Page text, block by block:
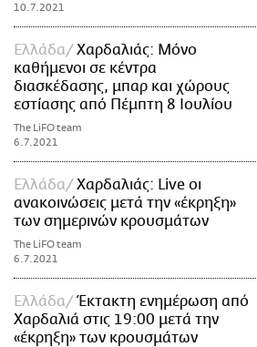
10.7.2021
Ελλάδα
Χαρδαλιάς: Μόνο
καθήμενοι σε κέντρα
διασκέδασης, μπαρ και χώρους
εστίασης από Πέμπτη 8 Ιουλίου
The LiFO team
6.7.2021
Ελλάδα
Χαρδαλιάς: Live οι
ανακοινώσεις μετά την «έκρηξη»
των σημερινών κρουσμάτων
The LiFO team
6.7.2021
Ελλάδα
Έκτακτη ενημέρωση από
Χαρδαλιά στις 19:00 μετά την
«έκρηξη» των κρουσμάτων